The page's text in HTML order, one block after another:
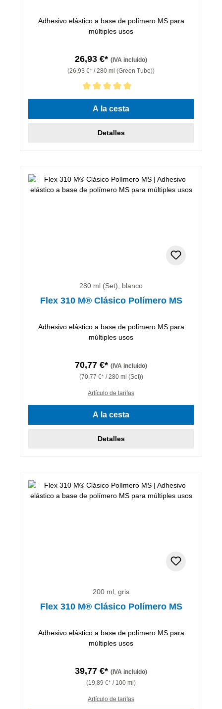
Adhesivo elástico a base de polímero MS para
múltiples usos
26,93 €* (IVA incluido)
(26,93 €* / 280 ml (Green Tube))
Calificación promedio de 5 de 5 estrellas
A la cesta
Detalles
280 ml (Set), blanco
Flex 310 M® Clásico Polímero MS
Adhesivo elástico a base de polímero MS para
múltiples usos
70,77 €* (IVA incluido)
(70,77 €* / 280 ml (Set))
Artículo de tarifas
A la cesta
Detalles
200 ml, gris
Flex 310 M® Clásico Polímero MS
Adhesivo elástico a base de polímero MS para
múltiples usos
39,77 €* (IVA incluido)
(19,89 €* / 100 ml)
Artículo de tarifas